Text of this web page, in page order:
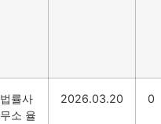
법률사
무소 율
2026.03.20 0